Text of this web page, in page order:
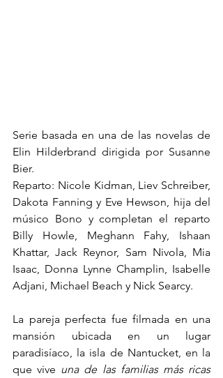
Serie basada en una de las novelas de
Elin Hilderbrand dirigida por Susanne
Bier.
Reparto: Nicole Kidman , Liev Schreiber,
Dakota Fanning y Eve Hewson, hija del
músico Bono y completan el reparto
Billy Howle, Meghann Fahy, Ishaan
Khattar, Jack Reynor, Sam Nivola, Mia
Isaac, Donna Lynne Champlin, Isabelle
Adjani, Michael Beach y Nick Searcy.
La pareja perfecta fue filmada en una
mansión ubicada en un lugar
paradisíaco, la isla de Nantucket, en la
que vive una de las familias más ricas